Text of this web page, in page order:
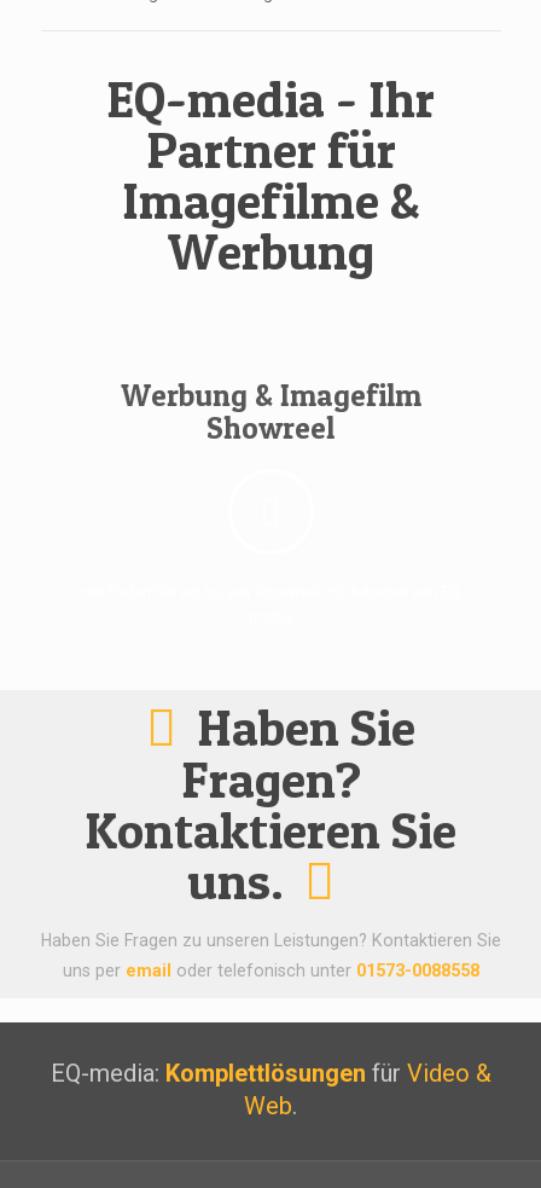
EQ-media - Ihr
Partner für
Imagefilme &
Werbung
Werbung & Imagefilm
Showreel
Haben Sie
Fragen?
Kontaktieren Sie
uns.
Haben Sie Fragen zu unseren Leistungen? Kontaktieren Sie
uns per email oder telefonisch unter 01573-0088558
EQ-media: Komplettlösungen für Video &
Web.